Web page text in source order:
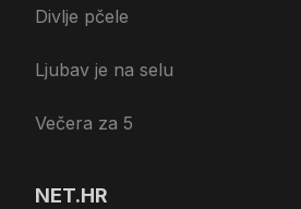
Divlje pčele
Ljubav je na selu
Večera za 5
NET.HR